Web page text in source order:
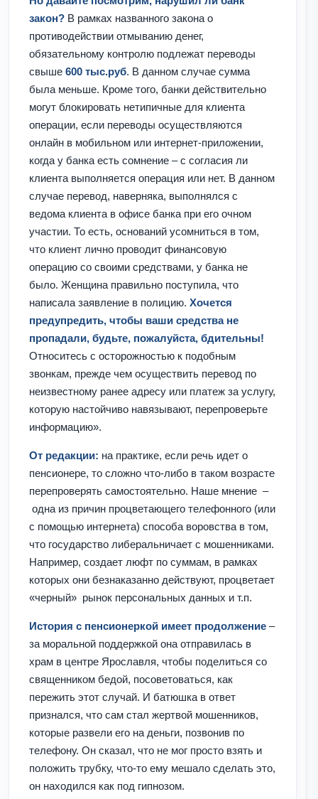
закон? В рамках названного закона о
противодействии отмыванию денег,
обязательному контролю подлежат переводы
свыше 600 тыс.руб. В данном случае сумма
была меньше. Кроме того, банки действительно
могут блокировать нетипичные для клиента
операции, если переводы осуществляются
онлайн в мобильном или интернет-приложении,
когда у банка есть сомнение – с согласия ли
клиента выполняется операция или нет. В данном
случае перевод, наверняка, выполнялся с
ведома клиента в офисе банка при его очном
участии. То есть, оснований усомниться в том,
что клиент лично проводит финансовую
операцию со своими средствами, у банка не
было. Женщина правильно поступила, что
написала заявление в полицию. Хочется
предупредить, чтобы ваши средства не
пропадали, будьте, пожалуйста, бдительны!
Относитесь с осторожностью к подобным
звонкам, прежде чем осуществить перевод по
неизвестному ранее адресу или платеж за услугу,
которую настойчиво навязывают, перепроверьте
информацию».
От редакции: на практике, если речь идет о
пенсионере, то сложно что-либо в таком возрасте
перепроверять самостоятельно. Наше мнение –
одна из причин процветающего телефонного (или
с помощью интернета) способа воровства в том,
что государство либеральничает с мошенниками.
Например, создает люфт по суммам, в рамках
которых они безнаказанно действуют, процветает
«черный» рынок персональных данных и т.п.
История с пенсионеркой имеет продолжение –
за моральной поддержкой она отправилась в
храм в центре Ярославля, чтобы поделиться со
священником бедой, посоветоваться, как
пережить этот случай. И батюшка в ответ
признался, что сам стал жертвой мошенников,
которые развели его на деньги, позвонив по
телефону. Он сказал, что не мог просто взять и
положить трубку, что-то ему мешало сделать это,
он находился как под гипнозом.